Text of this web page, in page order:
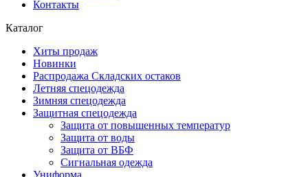
Контакты
Каталог
Хиты продаж
Новинки
Распродажа Складских остаков
Летняя спецодежда
Зимняя спецодежда
Защитная спецодежда
Защита от повышенных температур
Защита от воды
Защита от ВБФ
Сигнальная одежда
Униформа